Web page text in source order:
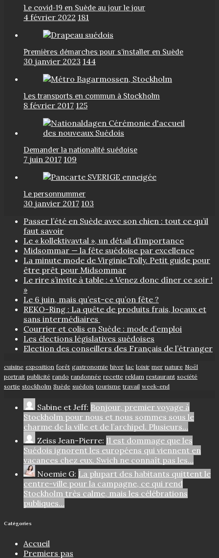
Le covid-19 en Suède au jour le jour
4 février 2022 181
Premières démarches pour s’installer en Suède
30 janvier 2023 144
Les transports en commun à Stockholm
8 février 2017 125
Demander la nationalité suédoise
7 juin 2017 109
Le personnummer
30 janvier 2017 103
Passer l’été en Suède avec son chien : tout ce qu’il
faut savoir
Le « kollektivavtal », un détail d’importance
Midsommar — la fête suédoise par excellence
La minute mode de Virginie Tolly. Petit guide pour
être prêt pour Midsommar
Le rire s’invite à table : « Venez donc dîner ce soir !
»
Le 6 juin, mais qu’est-ce qu’on fête ?
REKO-Ring : La quête de produits frais, locaux et
sans intermédiaires
Courrier et colis en Suède : mode d’emploi
Les élections législatives suédoises
Election des conseillers des Français de l’étranger
cuisine exposition forêt gastronomie hiver lac loisir mer nature Noël
portrait publicité rando randonnée recette reklam restaurant société
sortie stockholm Suède suédois tourisme travail week-end
Sabine et Jeff: Bonjour, premier voyage à
Stockholm pour nous et nous sommes sous le
charme de la ville et de l’archipel. Plusieurs…
Zeiss Jean-Pierre: Il est dommage que les
Suédois ignorent les européens qui viennent en
vacances chez eux. Swich ne connaît pas les…
Noemie G: La plupart des habitants quittent le
centre-ville pour la campagne, ce qui rend
Stockholm très calme, mais les célébrations
publiques…
Catégories
Accueil
Premiers pas